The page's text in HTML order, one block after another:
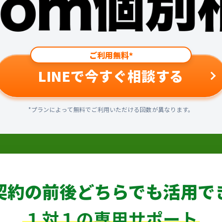
ご利用無料*
LINEで今すぐ相談する
*プランによって無料でご利用いただける回数が異なります。
約の前後どちらでも活用で